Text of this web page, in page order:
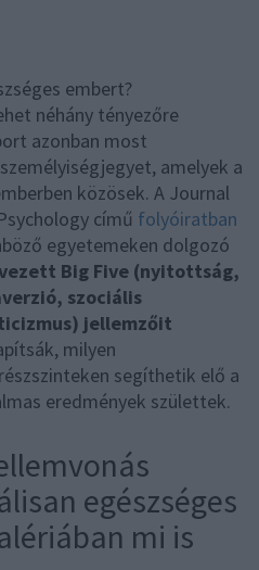
embert?
néhány tényezőre
azonban most
amelyek a
közösek. A Journal
című folyóiratban
egyetemeken dolgozó
Big Five (nyitottság,
szociális
jellemzőit
milyen
segíthetik elő a
eredmények születtek.
egészséges
mi is